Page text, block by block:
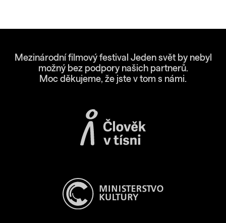
Mezinárodní filmový festival Jeden svět by nebyl
možný bez podpory našich partnerů.
Moc děkujeme, že jste v tom s námi.